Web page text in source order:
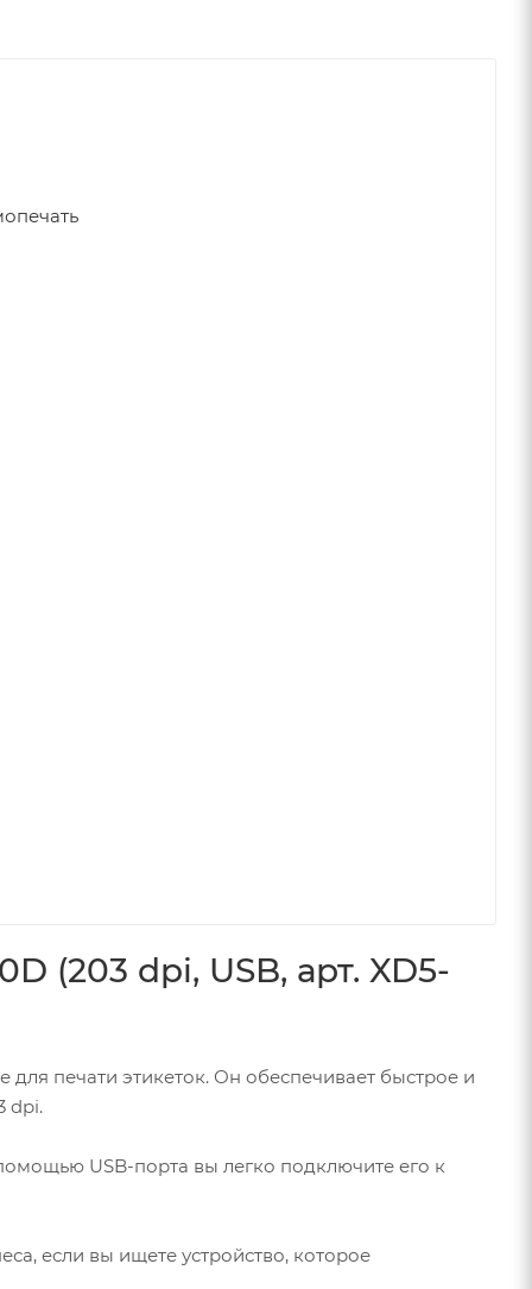
(203 dpi, USB, арт. XD5-
печати этикеток. Он обеспечивает быстрое и
dpi.
USB-порта вы легко подключите его к
если вы ищете устройство, которое